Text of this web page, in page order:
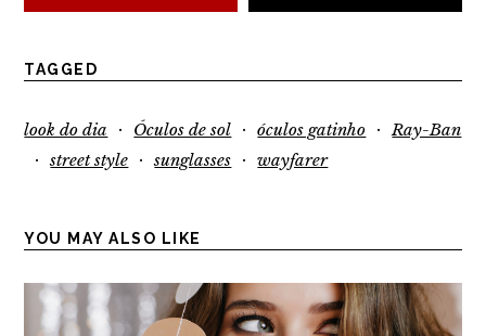
TAGGED
look do dia · Óculos de sol · óculos gatinho · Ray-Ban
· street style · sunglasses · wayfarer
YOU MAY ALSO LIKE